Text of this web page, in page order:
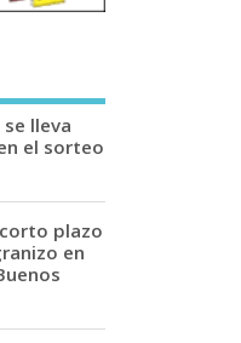
lleva
el sorteo
plazo
en